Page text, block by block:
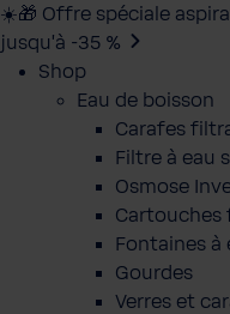
☀️🎁 Offre spéciale
jusqu’à -35 %
Shop
Eau de boisson
Carafes
Filtre à eau
Osmose
Fontaines à
Gourdes
Verres et